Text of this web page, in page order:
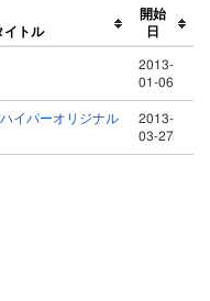
イトル
開始
日
2013-
01-06
イパーオリジナル
2013-
03-27